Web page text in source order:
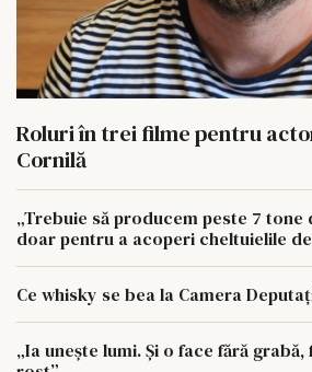
Roluri în trei filme pentru
Cornilă
„Trebuie să producem peste 7 tone
doar pentru a acoperi cheltuielile
Ce whisky se bea la Camera
„Ia unește lumi. Și o face fără